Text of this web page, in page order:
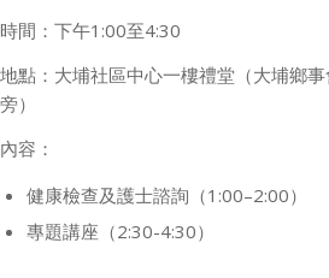
時間：下午1:00至4:30
地點：大埔社區中心一樓禮堂（大埔鄉
旁）
內容：
健康檢查及護士諮詢（1:00–2:00）
專題講座（2:30-4:30）